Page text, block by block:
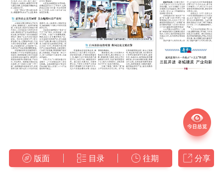
版面 目录 往期 分享